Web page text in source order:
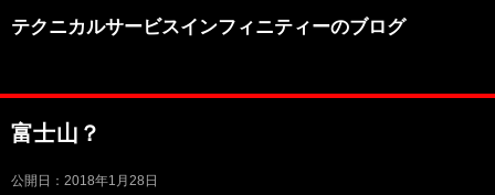
テクニカルサービスインフィニティーのブログ
富士山？
公開日： 2018年1月28日